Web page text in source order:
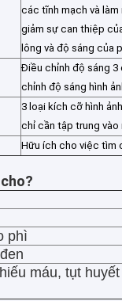
các tĩnh mạch và
giảm sự can thiệp
lông và độ sáng của
Điều chỉnh độ sáng 3
chỉnh độ sáng hình
3 loại kích cỡ hình
chỉ cần tập trung vào
Hữu ích cho việc tìm
phì
máu, tụt